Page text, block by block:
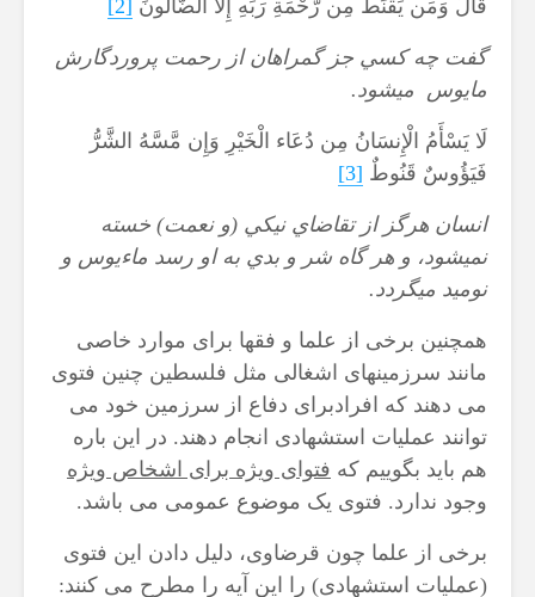
قَالَ وَمَن يَقْنَطُ مِن رَّحْمَةِ رَبِّهِ إِلاَّ الضَّآلُّونَ [2]
گفت چه كسي جز گمراهان از رحمت پروردگارش
مايوس ‍ ميشود.
لَا يَسْأَمُ الْإِنسَانُ مِن دُعَاء الْخَيْرِ وَإِن مَّسَّهُ الشَّرُّ
فَيَؤُوسٌ قَنُوطٌ [3]
انسان هرگز از تقاضاي نيكي (و نعمت) خسته
نمي‏شود، و هر گاه شر و بدي به او رسد ماءيوس و
نوميد مي‏گردد.
همچنین برخی از علما و فقها برای موارد خاصی
مانند سرزمینهای اشغالی مثل فلسطین چنین فتوی
می دهند که افرادبرای دفاع از سرزمین خود می
توانند عملیات استشهادی انجام دهند. در این باره
هم باید بگوییم که فتوای ویژه برای اشخاص ویژه
وجود ندارد. فتوی یک موضوع عمومی می باشد.
برخی از علما چون قرضاوی، دلیل دادن این فتوی
(عملیات استشهادی) را این آیه را مطرح می کنند: